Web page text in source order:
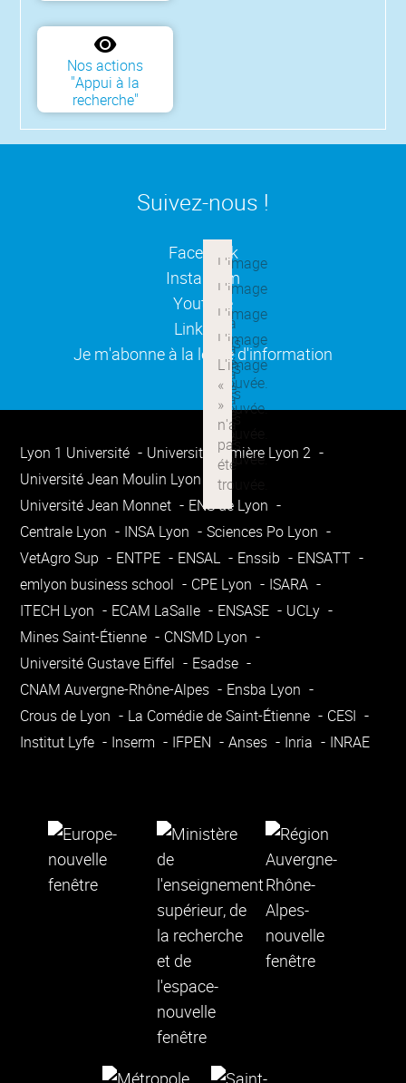
Nos actions
"Appui à la
recherche"
Suivez-nous !
Facebook(ouverture dans une
Instagram(ouverture dans une
Youtube(ouverture dans une
Linkedin
(ouverture dans une
Je m'abonne à la lettre d'information
(ouverture dans une
Lyon 1 Université
Université Lumière Lyon 2
Université Jean Moulin Lyon 3
Université Jean Monnet
ENS de Lyon
Centrale Lyon
INSA Lyon
Sciences Po Lyon
VetAgro Sup
ENTPE ENSAL Enssib
ENSATT
emlyon business school
CPE Lyon
ISARA
ITECH Lyon
ECAM LaSalle ENSASE
UCLy
Mines Saint-Étienne
CNSMD Lyon
Université Gustave Eiffel
Esadse
CNAM Auvergne-Rhône-Alpes
Ensba Lyon
Crous de Lyon
La Comédie de Saint-Étienne
CESI
Institut Lyfe
Inserm IFPEN Anses Inria INRAE